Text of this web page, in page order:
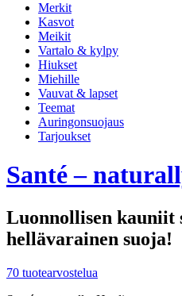
Merkit
Kasvot
Meikit
Vartalo & kylpy
Hiukset
Miehille
Vauvat & lapset
Teemat
Auringonsuojaus
Tarjoukset
Santé –
Luonnollisen kauniit
hellävarainen suoja!
70 tuotearvostelua